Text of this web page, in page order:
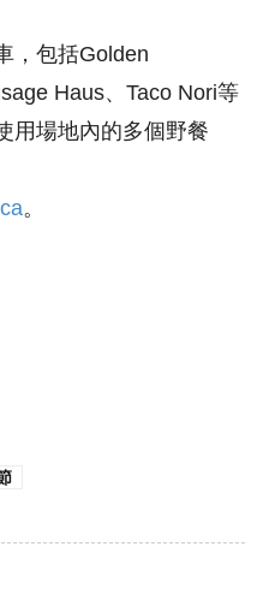
，包括Golden
Haus、Taco Nori等
用場地內的多個野餐
。